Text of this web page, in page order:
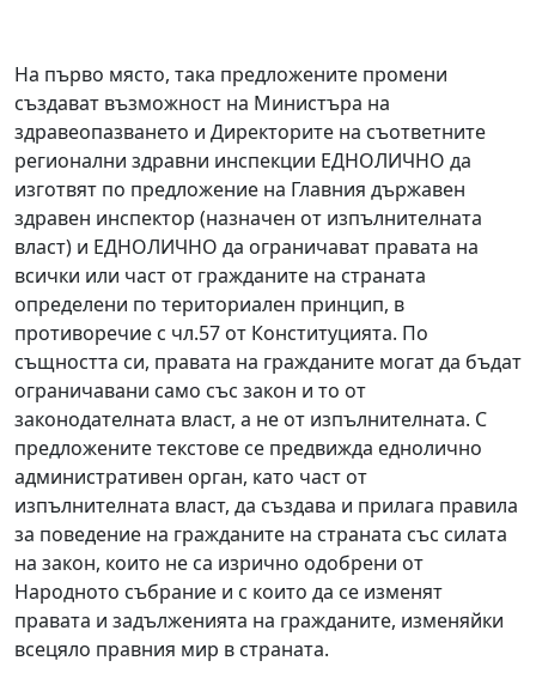
На първо място, така предложените промени
създават възможност на Министъра на
здравеопазването и Директорите на съответните
регионални здравни инспекции ЕДНОЛИЧНО да
изготвят по предложение на Главния държавен
здравен инспектор (назначен от изпълнителната
власт) и ЕДНОЛИЧНО да ограничават правата на
всички или част от гражданите на страната
определени по териториален принцип, в
противоречие с чл.57 от Конституцията. По
същността си, правата на гражданите могат да бъдат
ограничавани само със закон и то от
законодателната власт, а не от изпълнителната. С
предложените текстове се предвижда еднолично
административен орган, като част от
изпълнителната власт, да създава и прилага правила
за поведение на гражданите на страната със силата
на закон, които не са изрично одобрени от
Народното събрание и с които да се изменят
правата и задълженията на гражданите, изменяйки
всецяло правния мир в страната.